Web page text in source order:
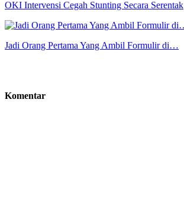
OKI Intervensi Cegah Stunting Secara Serentak
Jadi Orang Pertama Yang Ambil Formulir di…
Komentar